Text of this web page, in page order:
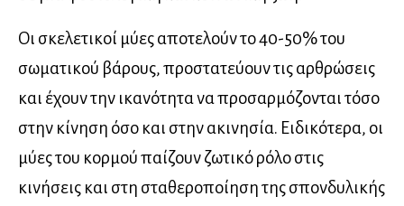
Οι σκελετικοί μύες αποτελούν το 40-50% του
σωματικού βάρους, προστατεύουν τις αρθρώσεις
και έχουν την ικανότητα να προσαρμόζονται τόσο
στην κίνηση όσο και στην ακινησία. Ειδικότερα, οι
μύες του κορμού παίζουν ζωτικό ρόλο στις
κινήσεις και στη σταθεροποίηση της σπονδυλικής